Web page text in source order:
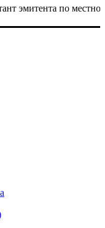
эмитента по